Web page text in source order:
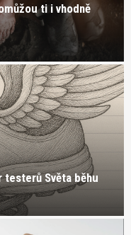
ti i vhodně
testerů Světa běhu